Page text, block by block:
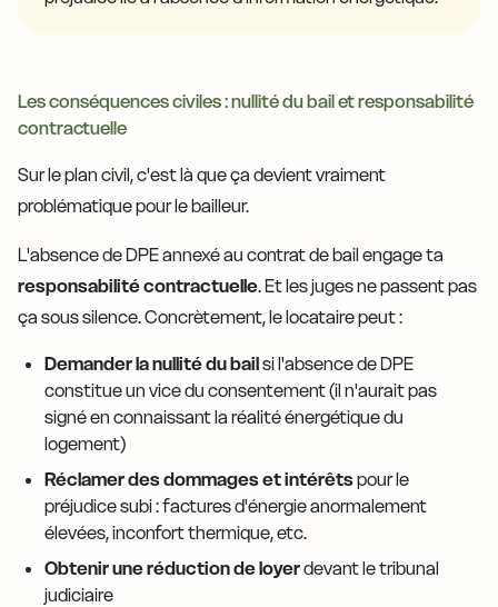
Les conséquences civiles : nullité du bail et responsabilité
contractuelle
Sur le plan civil, c'est là que ça devient vraiment
problématique pour le bailleur.
L'absence de DPE annexé au contrat de bail engage ta
responsabilité contractuelle. Et les juges ne passent pas
ça sous silence. Concrètement, le locataire peut :
Demander la nullité du bailsi l'absence de DPE
constitue un vice du consentement (il n'aurait pas
signé en connaissant la réalité énergétique du
logement)
Réclamer des dommages et intérêtspour le
préjudice subi : factures d'énergie anormalement
élevées, inconfort thermique, etc.
Obtenir une réduction de loyerdevant le tribunal
judiciaire